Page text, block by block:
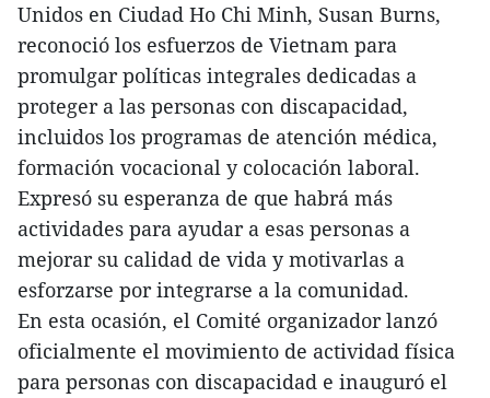
Unidos en Ciudad Ho Chi Minh, Susan Burns,
reconoció los esfuerzos de Vietnam para
promulgar políticas integrales dedicadas a
proteger a las personas con discapacidad,
incluidos los programas de atención médica,
formación vocacional y colocación laboral.
Expresó su esperanza de que habrá más
actividades para ayudar a esas personas a
mejorar su calidad de vida y motivarlas a
esforzarse por integrarse a la comunidad.
En esta ocasión, el Comité organizador lanzó
oficialmente el movimiento de actividad física
para personas con discapacidad e inauguró el